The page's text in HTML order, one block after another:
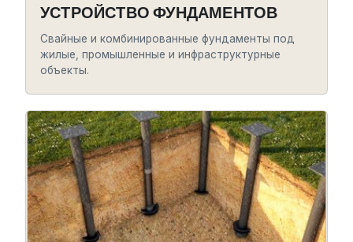
УСТРОЙСТВО ФУНДАМЕНТОВ
Свайные и комбинированные фундаменты под
жилые, промышленные и инфраструктурные
объекты.